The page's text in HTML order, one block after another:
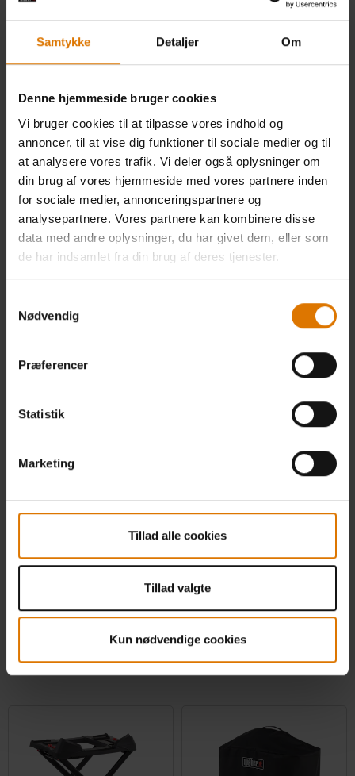
Samtykke Detaljer Om
Denne hjemmeside bruger cookies
Vi bruger cookies til at tilpasse vores indhold og
annoncer, til at vise dig funktioner til sociale medier og til
at analysere vores trafik. Vi deler også oplysninger om
din brug af vores hjemmeside med vores partnere inden
for sociale medier, annonceringspartnere og
analysepartnere. Vores partnere kan kombinere disse
data med andre oplysninger, du har givet dem, eller som
de har indsamlet fra din brug af deres tjenester.
Nødvendig
Præferencer
Statistik
Marketing
Tillad alle cookies
Tillad valgte
Kun nødvendige cookies
Premium-grillbetræk
Passer til grill i Q 2000N-serien
1.0 (1)
279,00 DKK
inkl. moms ekslusiv
leveringsomkostninger
Color Options
Premium-grillbetræk
Passer til grill i Q 1000N-serien
5.0 (1)
229,00 DKK
inkl. moms ekslusiv
leveringsomkostninger
Color Options
Stander til Lumin®
0.0 (0)
leveringsomkostninger